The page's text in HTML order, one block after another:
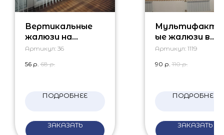
Вертикальные
жалюзи на
панорамные окна
Артикул: 36
56 р. 68 р.
ПОДРОБНЕЕ
ЗАКАЗАТЬ
ые жалюзи в
актовый зал
Артикул: 1119
90 р. 110 р.
ПОДРОБНЕЕ
ЗАКАЗАТЬ